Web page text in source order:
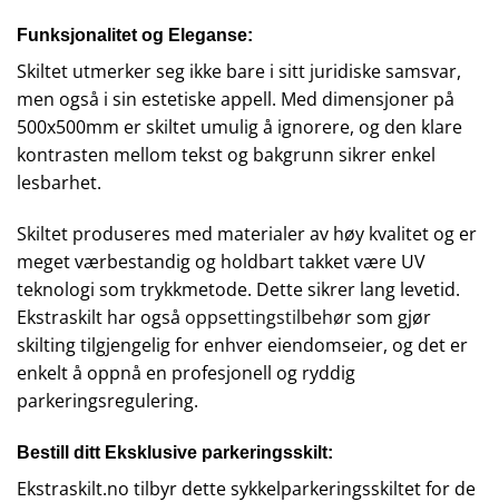
Funksjonalitet og Eleganse:
Skiltet utmerker seg ikke bare i sitt juridiske samsvar,
men også i sin estetiske appell. Med dimensjoner på
500x500mm er skiltet umulig å ignorere, og den klare
kontrasten mellom tekst og bakgrunn sikrer enkel
lesbarhet.
Skiltet produseres med materialer av høy kvalitet og er
meget værbestandig og holdbart takket være UV
teknologi som trykkmetode. Dette sikrer lang levetid.
Ekstraskilt har også oppsettingstilbehørsom gjør
skilting tilgjengelig for enhver eiendomseier, og det er
enkelt å oppnå en profesjonell og ryddig
parkeringsregulering.
Bestill ditt Eksklusive parkeringsskilt:
Ekstraskilt.no tilbyr dette sykkelparkeringsskiltet for de